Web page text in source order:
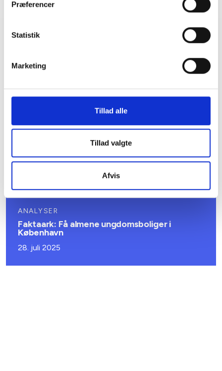
Præferencer
Statistik
Marketing
Tillad alle
Tillad valgte
Afvis
Relateret indhold Viden
ANALYSER
studerende adgang til betalige boliger
Mini-analyse: Når naboen er ramt af en
psykisk lidelse
ANALYSER
Faktaark: Få almene ungdomsboliger i
København
28. juli 2025